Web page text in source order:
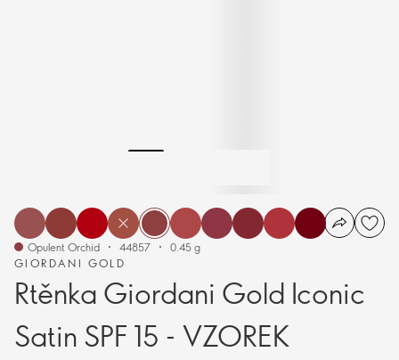
GIORDANI GOLD
Rtěnka Giordani Gold Iconic
Satin SPF 15 - VZOREK
Opulent Orchid 44857 0.45 g